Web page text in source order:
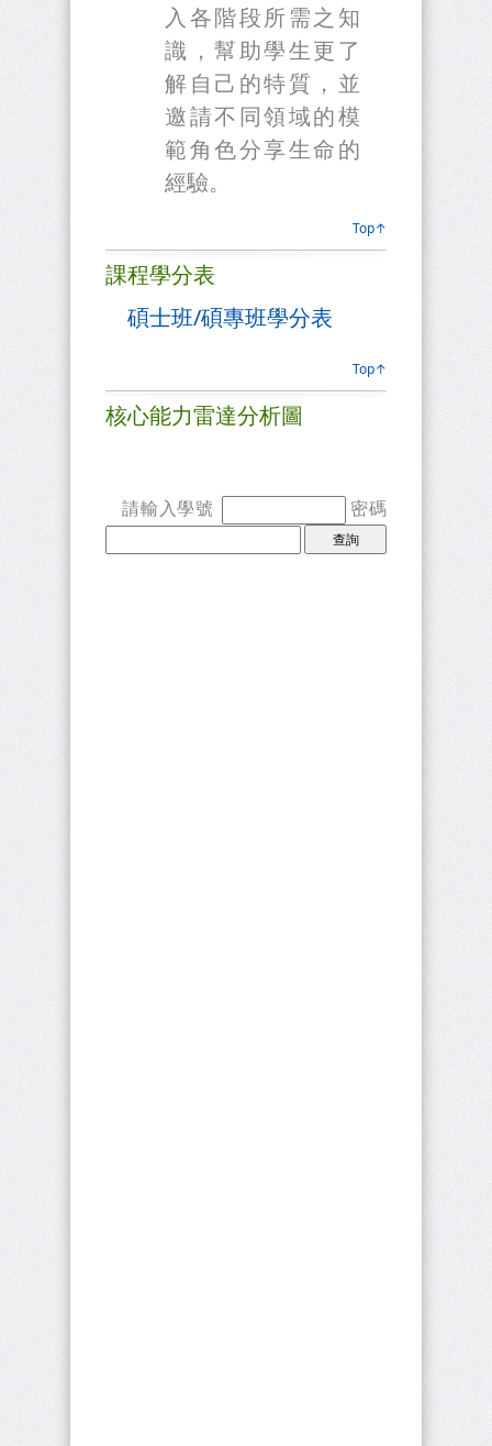
入各階段所需之知
識，幫助學生更了
解自己的特質，並
邀請不同領域的模
範角色分享生命的
經驗。
Top↑
課程學分表
碩士班/碩專班學分表
Top↑
核心能力雷達分析圖
請輸入學號 密碼